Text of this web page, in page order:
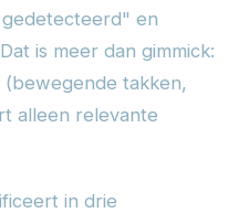
en
is meer dan gimmick:
takken,
alleen relevante
in drie